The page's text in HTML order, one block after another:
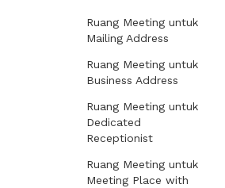
Ruang Meeting untuk
Mailing Address
Ruang Meeting untuk
Business Address
Ruang Meeting untuk
Dedicated
Receptionist
Ruang Meeting untuk
Meeting Place with